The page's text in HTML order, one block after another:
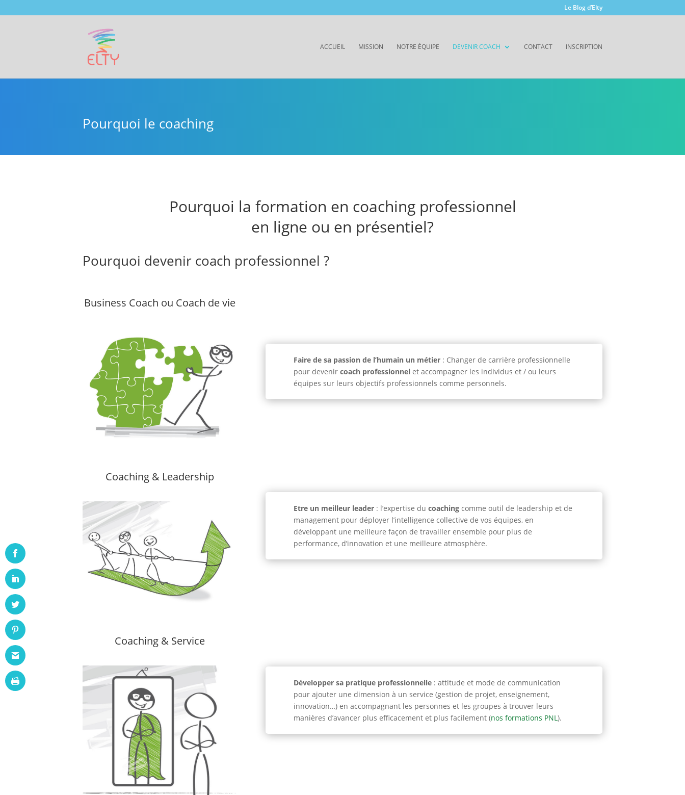
Le Blog d’Elty
ACCUEIL MISSION NOTRE ÉQUIPE DEVENIR COACH CONTACT INSCRIPTION
Pourquoi le coaching
Pourquoi la formation en coaching professionnel
en ligne ou en présentiel?
Pourquoi devenir coach professionnel ?
Business Coach ou Coach de vie
Faire de sa passion de l’humain un métier : Changer de carrière professionnelle
pour devenircoach professionnel et accompagner les individus et / ou leurs
équipes sur leurs objectifs professionnels comme personnels.
Coaching & Leadership
Etre un meilleur leader : l’expertise ducoaching comme outil de leadership et de
management pour déployer l’intelligence collective de vos équipes, en
développant une meilleure façon de travailler ensemble pour plus de
performance, d’innovation et une meilleure atmosphère.
Coaching & Service
Développer sa pratique professionnelle : attitude et mode de communication
pour ajouter une dimension à un service (gestion de projet, enseignement,
innovation…) en accompagnant les personnes et les groupes à trouver leurs
manières d’avancer plus efficacement et plus facilement (nos formations PNL).